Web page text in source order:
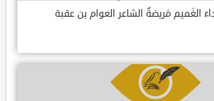
الغَميم مَريضةٌ الشاعر العوام بن عقبة